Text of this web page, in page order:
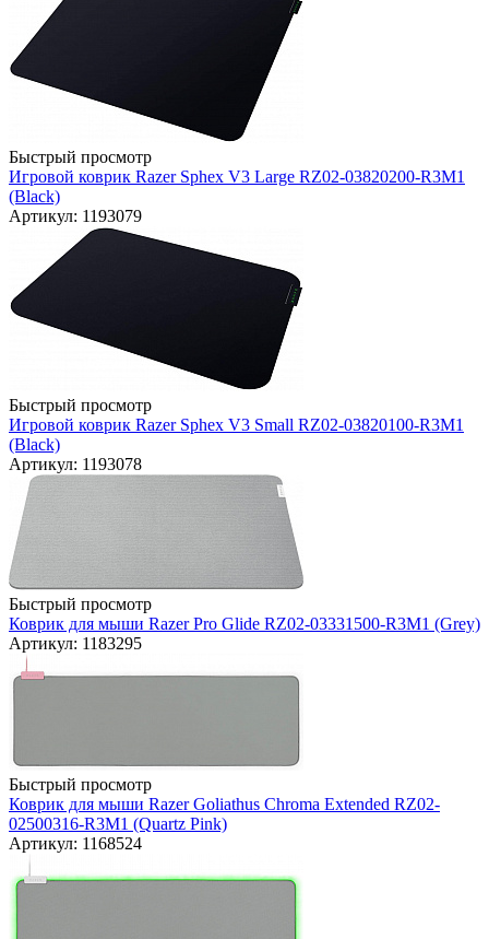
Быстрый просмотр
Игровой коврик Razer Sphex V3 Large RZ02-03820200-R3M1
(Black)
Артикул: 1193079
Быстрый просмотр
Игровой коврик Razer Sphex V3 Small RZ02-03820100-R3M1
(Black)
Артикул: 1193078
Быстрый просмотр
Коврик для мыши Razer Pro Glide RZ02-03331500-R3M1 (Grey)
Артикул: 1183295
Быстрый просмотр
Коврик для мыши Razer Goliathus Chroma Extended RZ02-
02500316-R3M1 (Quartz Pink)
Артикул: 1168524